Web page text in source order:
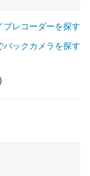
ブレコーダーを探す
バックカメラを探す